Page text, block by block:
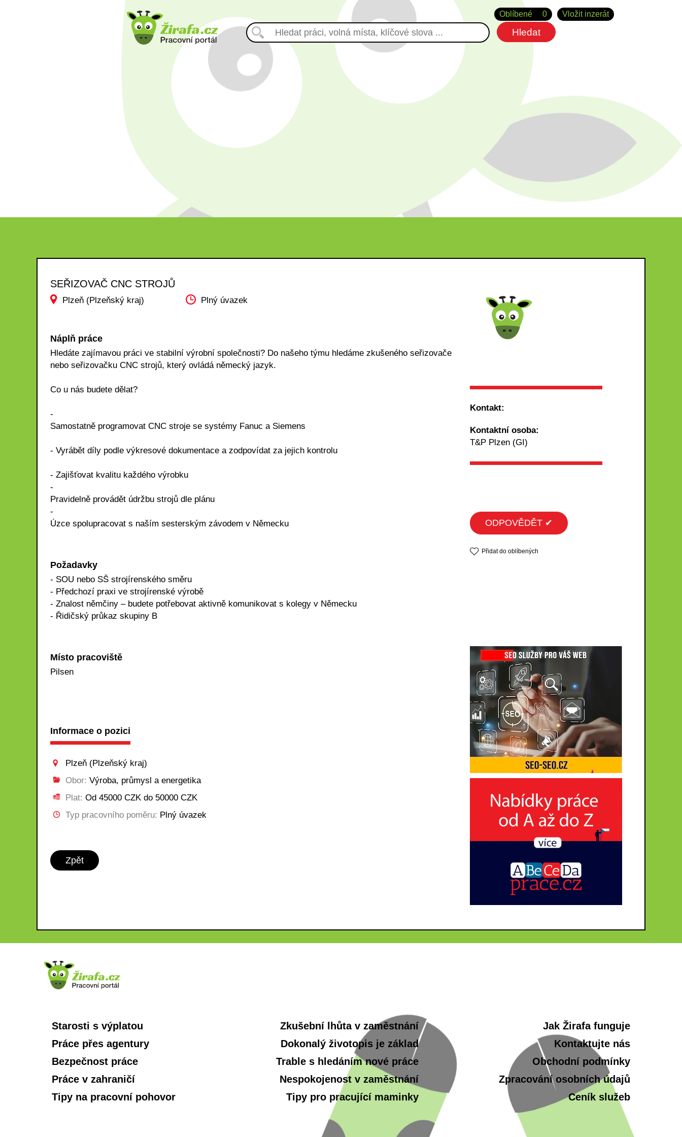
Vložit inzerát
Oblíbené 0
SEŘIZOVAČ CNC STROJŮ
Plzeň (Plzeňský kraj) Plný úvazek
Náplň práce
Hledáte zajímavou práci ve stabilní výrobní společnosti? Do našeho týmu hledáme zkušeného seřizovače
nebo seřizovačku CNC strojů, který ovládá německý jazyk.
Co u nás budete dělat?
-
Samostatně programovat CNC stroje se systémy Fanuc a Siemens
- Vyrábět díly podle výkresové dokumentace a zodpovídat za jejich kontrolu
- Zajišťovat kvalitu každého výrobku
-
Pravidelně provádět údržbu strojů dle plánu
-
Úzce spolupracovat s naším sesterským závodem v Německu
Požadavky
- SOU nebo SŠ strojírenského směru
- Předchozí praxi ve strojírenské výrobě
- Znalost němčiny – budete potřebovat aktivně komunikovat s kolegy v Německu
- Řidičský průkaz skupiny B
Místo pracoviště
Pilsen
Informace o pozici
Plzeň (Plzeňský kraj)
Obor: Výroba, průmysl a energetika
Plat: Od 45000 CZK do 50000 CZK
Typ pracovního poměru: Plný úvazek
Zpět
Kontakt:
Kontaktní osoba:
T&P Plzen (GI)
ODPOVĚDĚT ✔
Přidat do oblíbených
Starosti s výplatou
Práce přes agentury
Bezpečnost práce
Práce v zahraničí
Tipy na pracovní pohovor
Zkušební lhůta v zaměstnání
Dokonalý životopis je základ
Trable s hledáním nové práce
Nespokojenost v zaměstnání
Tipy pro pracující maminky
Jak Žirafa funguje
Kontaktujte nás
Obchodní podmínky
Zpracování osobních údajů
Ceník služeb